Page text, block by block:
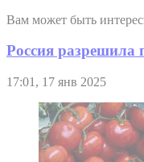
Вам может быть
Россия разрешила
17:01, 17 янв 2025